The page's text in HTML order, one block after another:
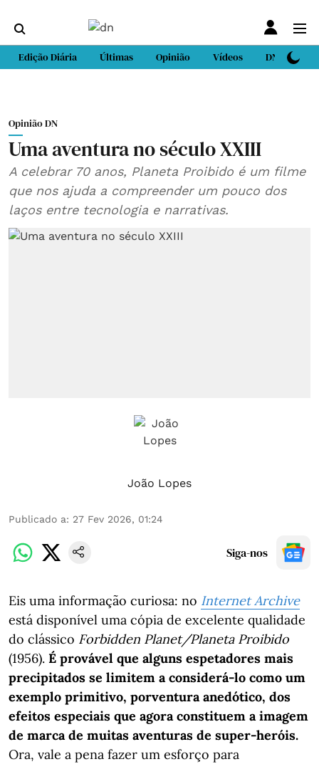
Edição Diária Últimas Opinião Vídeos DN Sport
Opinião DN
Uma aventura no século XXIII
A celebrar 70 anos, Planeta Proibido é um filme
que nos ajuda a compreender um pouco dos
laços entre tecnologia e narrativas.
João Lopes
Publicado a: 27 Fev 2026, 01:24
Siga-nos
Eis uma informação curiosa: no Internet Archive
está disponível uma cópia de excelente qualidade
do clássico Forbidden Planet/Planeta Proibido
(1956). É provável que alguns espetadores mais
precipitados se limitem a considerá-lo como um
exemplo primitivo, porventura anedótico, dos
efeitos especiais que agora constituem a imagem
de marca de muitas aventuras de super-heróis.
Ora, vale a pena fazer um esforço para